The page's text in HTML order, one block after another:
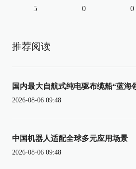
5 0 0
推荐阅读
国内最大自航式纯电驱布缆船“蓝海
2026-08-06 09:48
中国机器人适配全球多元应用场景
2026-08-06 09:48